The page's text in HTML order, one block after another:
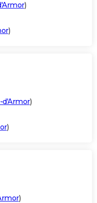
)
)
d'Armor)
)
)